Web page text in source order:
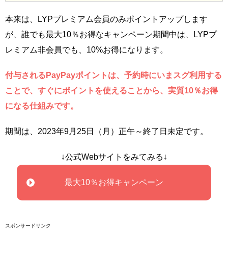
本来は、LYPプレミアム会員のみポイントアップします
が、誰でも最大10％お得なキャンペーン期間中は、LYPプ
レミアム非会員でも、10%お得になります。
付与されるPayPayポイントは、予約時にいまスグ利用する
ことで、すぐにポイントを使えることから、実質10％お得
になる仕組みです。
期間は、2023年9月25日（月）正午～終了日未定です。
↓公式Webサイトをみてみる↓
最大10％お得キャンペーン
スポンサードリンク